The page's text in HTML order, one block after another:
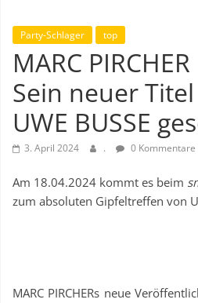
Party-Schlager top
MARC PIRCHER
Sein neuer
UWE BUSSE
3. April 2024 . 0 Kommentare
Am 18.04.2024 kommt es beim
zum absoluten Gipfeltreffen von
MARC PIRCHERs neue